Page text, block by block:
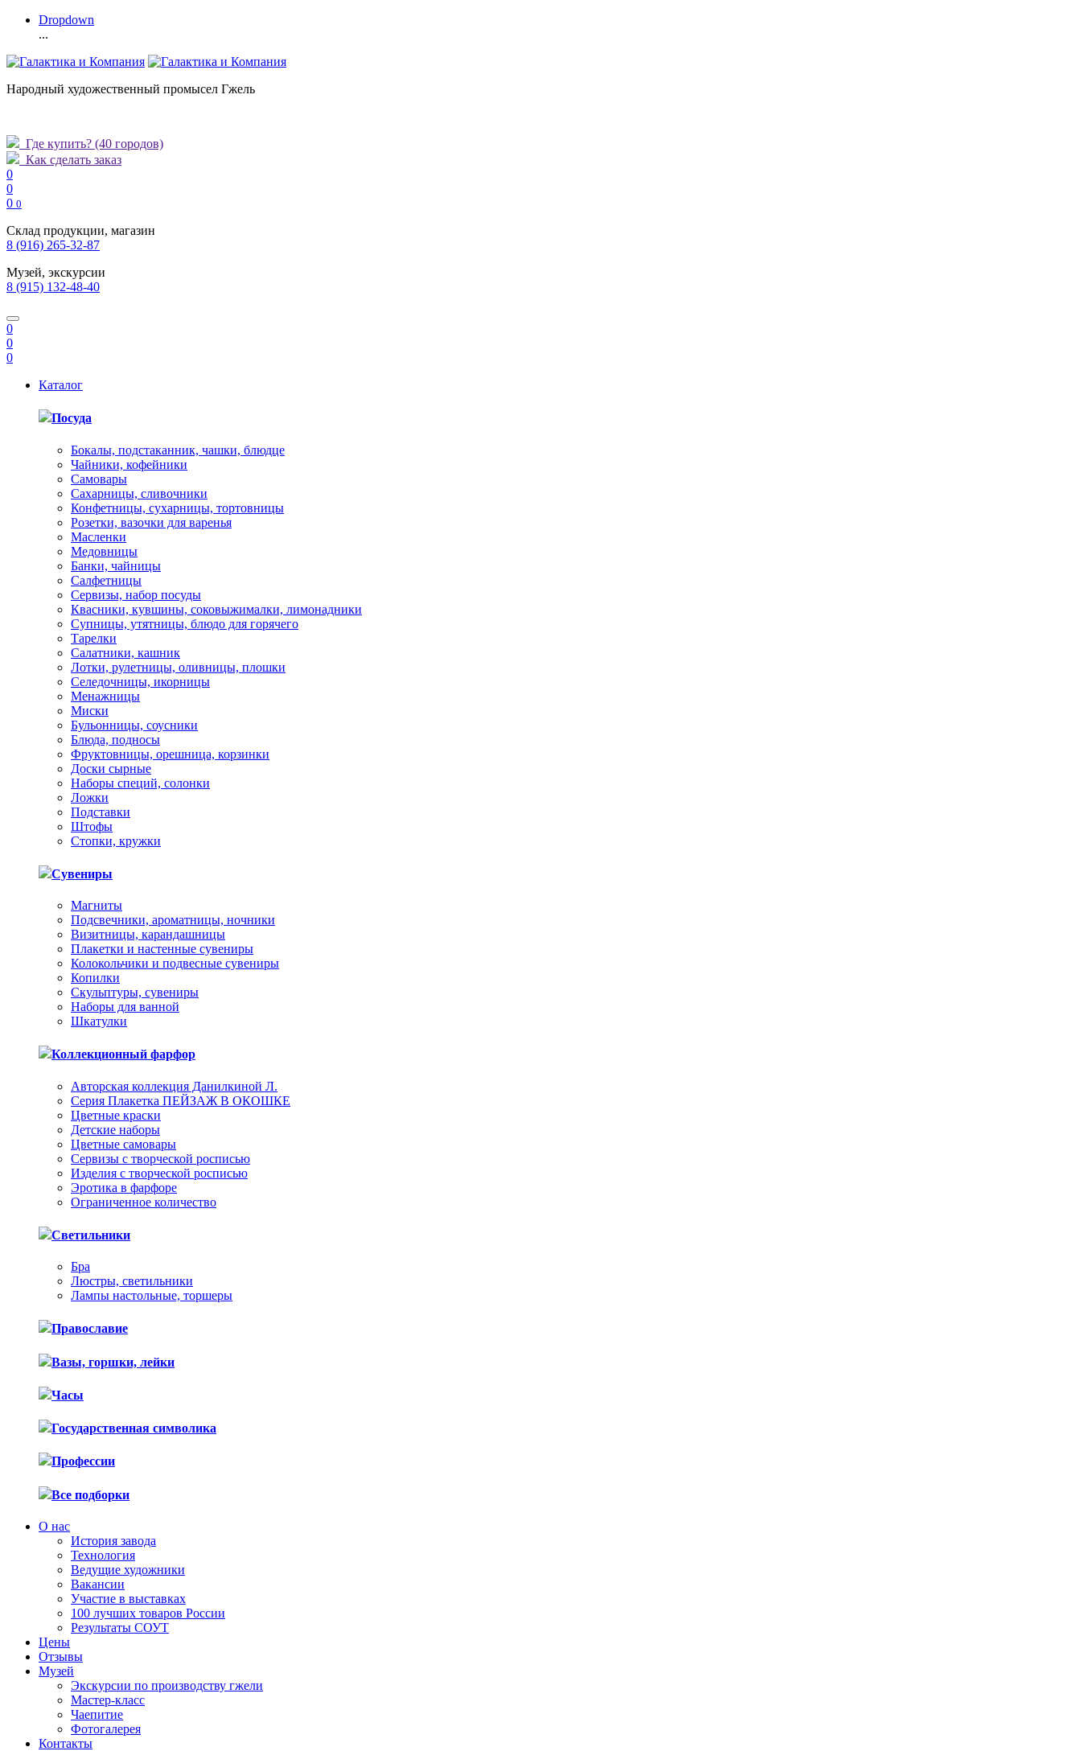
Dropdown
...
Народный художественный промысел Гжель
Где купить? (40 городов)
Как сделать заказ
0
0
0 0
Склад продукции, магазин
8 (916) 265-32-87
Музей, экскурсии
8 (915) 132-48-40
0
0
0
Каталог
Посуда
Бокалы, подстаканник, чашки, блюдце
Чайники, кофейники
Самовары
Сахарницы, сливочники
Конфетницы, сухарницы, тортовницы
Розетки, вазочки для варенья
Масленки
Медовницы
Банки, чайницы
Салфетницы
Сервизы, набор посуды
Квасники, кувшины, соковыжималки, лимонадники
Супницы, утятницы, блюдо для горячего
Тарелки
Салатники, кашник
Лотки, рулетницы, оливницы, плошки
Селедочницы, икорницы
Менажницы
Миски
Бульонницы, соусники
Блюда, подносы
Фруктовницы, орешница, корзинки
Доски сырные
Наборы специй, солонки
Ложки
Подставки
Штофы
Стопки, кружки
Сувениры
Магниты
Подсвечники, ароматницы, ночники
Визитницы, карандашницы
Плакетки и настенные сувениры
Колокольчики и подвесные сувениры
Копилки
Скульптуры, сувениры
Наборы для ванной
Шкатулки
Коллекционный фарфор
Авторская коллекция Данилкиной Л.
Серия Плакетка ПЕЙЗАЖ В ОКОШКЕ
Цветные краски
Детские наборы
Цветные самовары
Сервизы с творческой росписью
Изделия с творческой росписью
Эротика в фарфоре
Ограниченное количество
Светильники
Бра
Люстры, светильники
Лампы настольные, торшеры
Православие
Вазы, горшки, лейки
Часы
Государственная символика
Профессии
Все подборки
О нас
История завода
Технология
Ведущие художники
Вакансии
Участие в выставках
100 лучших товаров России
Результаты СОУТ
Цены
Отзывы
Музей
Экскурсии по производству гжели
Мастер-класс
Чаепитие
Фотогалерея
Контакты